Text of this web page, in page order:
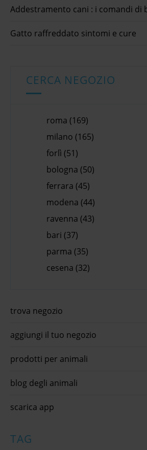
Addestramento cani : i comandi di
Gatto raffreddato sintomi e cure
CERCA NEGOZIO
roma (169)
milano (165)
forlì (51)
bologna (50)
ferrara (45)
modena (44)
ravenna (43)
bari (37)
parma (35)
cesena (32)
trova negozio
aggiungi il tuo negozio
prodotti per animali
blog degli animali
scarica app
TAG